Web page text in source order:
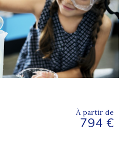
À partir de
794 €